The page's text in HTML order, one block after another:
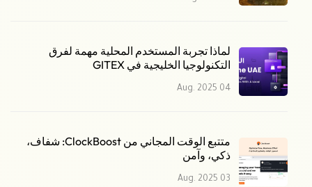
لماذا تجربة المستخدم المحلية مهمة لفرق
التكنولوجيا الخليجية في GITEX
04 Aug. 2025
متتبع الوقت المجاني من ClockBoost: شفاف،
ذكي، وآمن
03 Aug. 2025